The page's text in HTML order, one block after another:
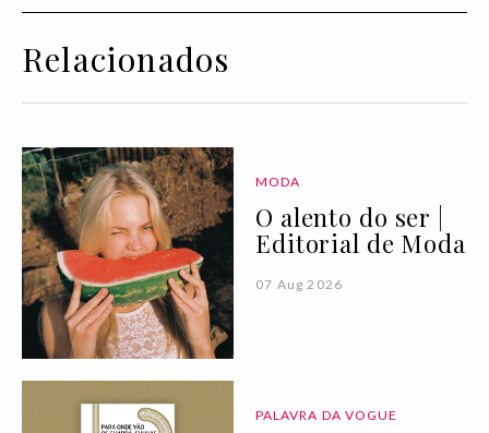
Relacionados
MODA
O alento do ser |
Editorial de Moda
07 Aug 2026
PALAVRA DA VOGUE